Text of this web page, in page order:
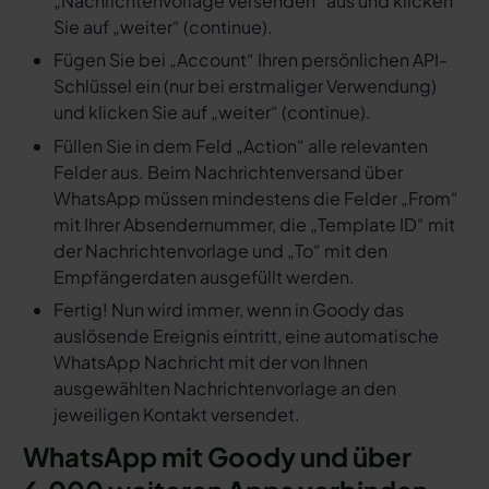
Sie auf „weiter“ (continue).
Fügen Sie bei „Account“ Ihren persönlichen API-
Schlüssel ein (nur bei erstmaliger Verwendung)
und klicken Sie auf „weiter“ (continue).
Füllen Sie in dem Feld „Action“ alle relevanten
Felder aus. Beim Nachrichtenversand über
WhatsApp müssen mindestens die Felder „From“
mit Ihrer Absendernummer, die „Template ID“ mit
der Nachrichtenvorlage und „To“ mit den
Empfängerdaten ausgefüllt werden.
Fertig! Nun wird immer, wenn in Goody das
auslösende Ereignis eintritt, eine automatische
WhatsApp Nachricht mit der von Ihnen
ausgewählten Nachrichtenvorlage an den
jeweiligen Kontakt versendet.
WhatsApp mit Goody und über